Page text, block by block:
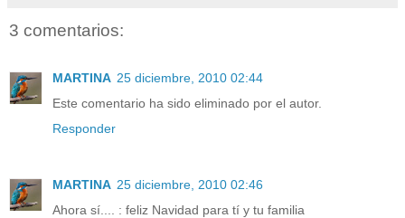
3 comentarios:
MARTINA 25 diciembre, 2010 02:44
Este comentario ha sido eliminado por el autor.
Responder
MARTINA 25 diciembre, 2010 02:46
Ahora sí.... : feliz Navidad para tí y tu familia